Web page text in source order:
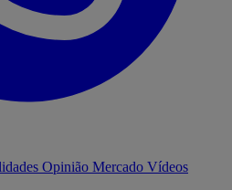
Opinião Mercado Vídeos